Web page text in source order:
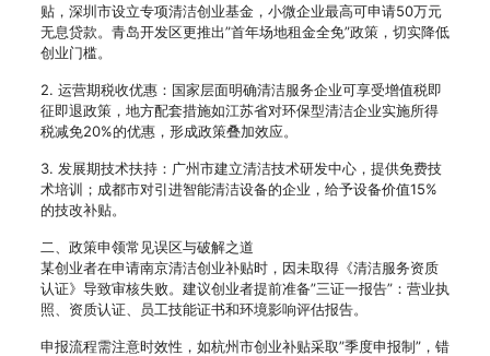
贴，深圳市设立专项清洁创业基金，小微企业最高可申请50万元
无息贷款。青岛开发区更推出”首年场地租金全免”政策，切实降低
创业门槛。
2. 运营期税收优惠：国家层面明确清洁服务企业可享受增值税即
征即退政策，地方配套措施如江苏省对环保型清洁企业实施所得
税减免20%的优惠，形成政策叠加效应。
3. 发展期技术扶持：广州市建立清洁技术研发中心，提供免费技
术培训；成都市对引进智能清洁设备的企业，给予设备价值15%
的技改补贴。
二、政策申领常见误区与破解之道
某创业者在申请南京清洁创业补贴时，因未取得《清洁服务资质
认证》导致审核失败。建议创业者提前准备”三证一报告”：营业执
照、资质认证、员工技能证书和环境影响评估报告。
申报流程需注意时效性，如杭州市创业补贴采取”季度申报制”，错